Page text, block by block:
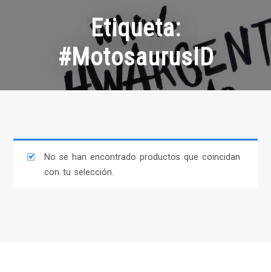
Etiqueta:
#MotosaurusID
No se han encontrado productos que coincidan
con tu selección.